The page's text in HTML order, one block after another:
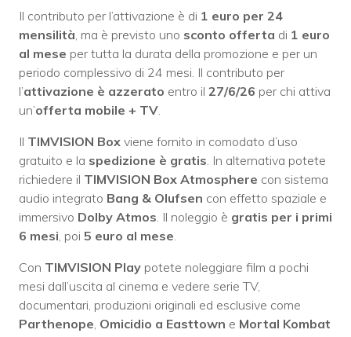
Il contributo per l’attivazione è di 1 euro per 24
mensilità , ma è previsto uno sconto offerta di 1 euro
al mese per tutta la durata della promozione e per un
periodo complessivo di 24 mesi. Il contributo per
l’attivazione è azzerato entro il 27/6/26 per chi attiva
un’offerta mobile + TV
Il TIMVISION Box viene fornito in comodato d’uso
gratuito e la spedizione è gratis . In alternativa potete
richiedere il TIMVISION Box Atmosphere con sistema
audio integrato Bang & Olufsen con effetto spaziale e
immersivo Dolby Atmos . Il noleggio è gratis per i primi
6 mesi , poi 5 euro al mese
Con TIMVISION Play potete noleggiare film a pochi
mesi dall’uscita al cinema e vedere serie TV,
documentari, produzioni originali ed esclusive come
Parthenope Omicidio a Easttown e Mortal Kombat